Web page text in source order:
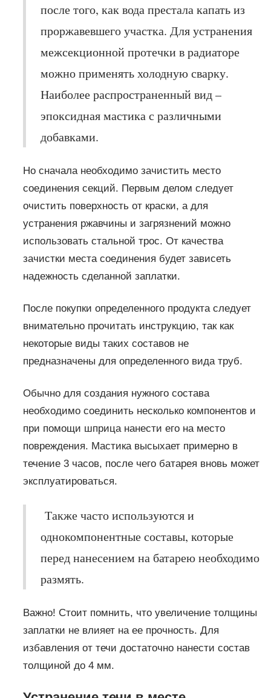
после того, как вода престала капать из
проржавевшего участка. Для устранения
межсекционной протечки в радиаторе
можно применять холодную сварку.
Наиболее распространенный вид –
эпоксидная мастика с различными
добавками.
Но сначала необходимо зачистить место
соединения секций. Первым делом следует
очистить поверхность от краски, а для
устранения ржавчины и загрязнений можно
использовать стальной трос. От качества
зачистки места соединения будет зависеть
надежность сделанной заплатки.
После покупки определенного продукта следует
внимательно прочитать инструкцию, так как
некоторые виды таких составов не
предназначены для определенного вида труб.
Обычно для создания нужного состава
необходимо соединить несколько компонентов и
при помощи шприца нанести его на место
повреждения. Мастика высыхает примерно в
течение 3 часов, после чего батарея вновь может
эксплуатироваться.
Также часто используются и
однокомпонентные составы, которые
перед нанесением на батарею необходимо
размять.
Важно! Стоит помнить, что увеличение толщины
заплатки не влияет на ее прочность. Для
избавления от течи достаточно нанести состав
толщиной до 4 мм.